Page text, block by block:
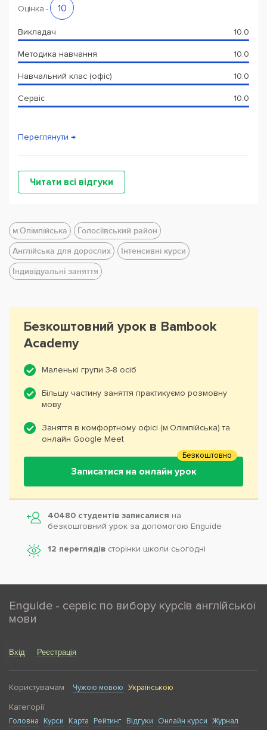
Оцінка - 10
Викладач 10.0
Методика навчання 10.0
Навчальний клас (офіс) 10.0
Сервіс 10.0
Переглянути →
Читати всі відгуки
м.Олімпійська
Голосіївський район
Англійська для дорослих
Інтенсивні курси
Індивідуальні заняття
Безкоштовний урок в Bambook
Academy
Маленькі групи 3-8 осіб
Більшу частину заняття практикуємо розмовну
мову
Заняття в комфортному офісі (м.Олімпійська) та
онлайн Google Meet
Записатися на онлайн урок
Безкоштовно
40480 студентів записалися на
безкоштовний урок за допомогою Enguide
12 переглядів сторінки школи cьогодні
Enguide - сервіс по вибору курсів англійської
мови
Вхід Реєстрація
Користувачам Чужою мовою Українською
Категорії
Головна Курси Карта Рейтинг Відгуки Онлайн курси Журнал